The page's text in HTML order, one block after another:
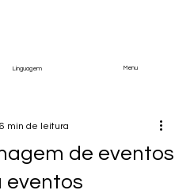
Linguagem Menu
de eventos
eventos
6 min de leitura